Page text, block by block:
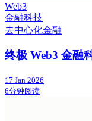
Web3
金融科技
去中心化金融
终极 Web3 金融
17 Jan 2026
6分钟阅读